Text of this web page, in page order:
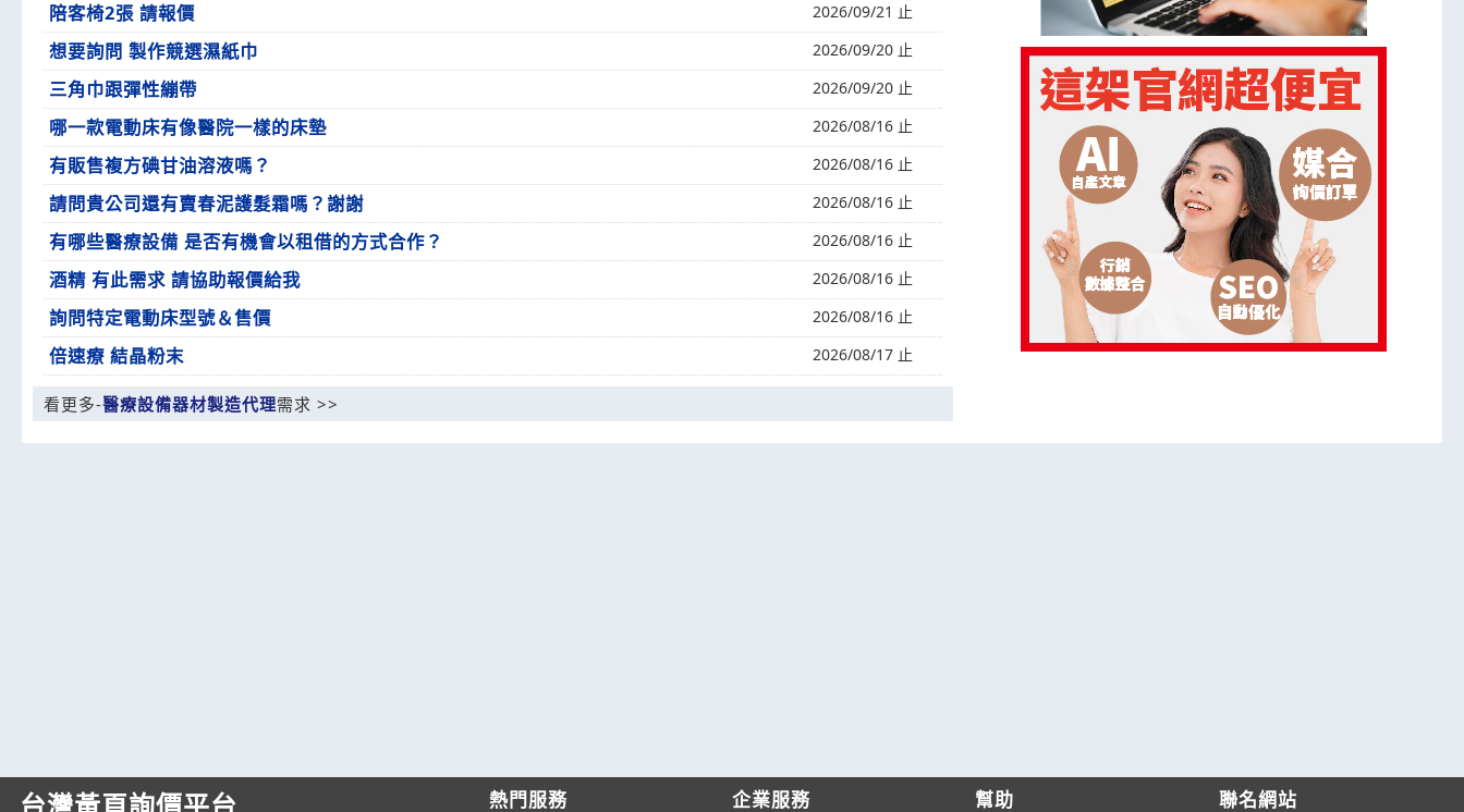
陪客椅2張 請報價 2026/09/21 止
想要詢問 製作競選濕紙巾 2026/09/20 止
三角巾跟彈性繃帶 2026/09/20 止
哪一款電動床有像醫院一樣的床墊 2026/08/16 止
有販售複方碘甘油溶液嗎？ 2026/08/16 止
請問貴公司還有賣春泥護髮霜嗎？謝謝 2026/08/16 止
有哪些醫療設備 是否有機會以租借的方式合作？ 2026/08/16 止
酒精 有此需求 請協助報價給我 2026/08/16 止
詢問特定電動床型號＆售價 2026/08/16 止
倍速療 結晶粉末 2026/08/17 止
看更多-醫療設備器材製造代理需求 >>
台灣黃頁詢價平台 熱門服務 企業服務 幫助 聯名網站